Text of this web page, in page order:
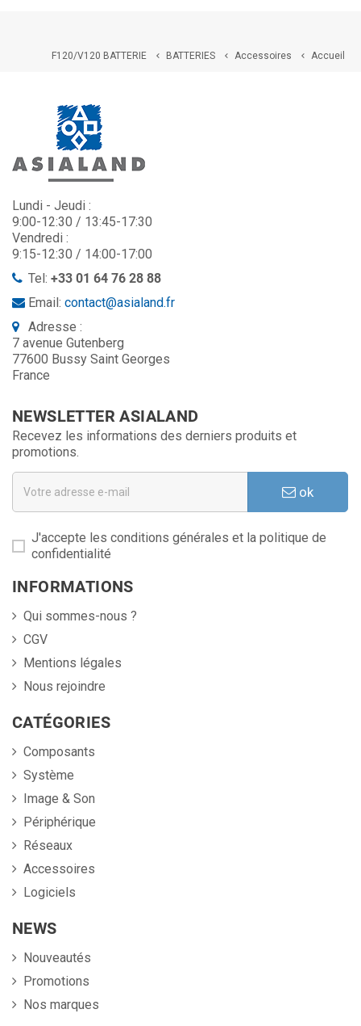
Accueil

Accessoires

BATTERIES

F120/V120 BATTERIE
Lundi - Jeudi :
9:00-12:30 / 13:45-17:30
Vendredi :
9:15-12:30 / 14:00-17:00
Tel: +33 01 64 76 28 88
Email: contact@asialand.fr
Adresse :
7 avenue Gutenberg
77600 Bussy Saint Georges
France
NEWSLETTER ASIALAND
Recevez les informations des derniers produits et
promotions.
ok
J'accepte les conditions générales et la politique de
confidentialité
INFORMATIONS
Qui sommes-nous ?
CGV
Mentions légales
Nous rejoindre
CATÉGORIES
Composants
Système
Image & Son
Périphérique
Réseaux
Accessoires
Logiciels
NEWS
Nouveautés
Promotions
Nos marques